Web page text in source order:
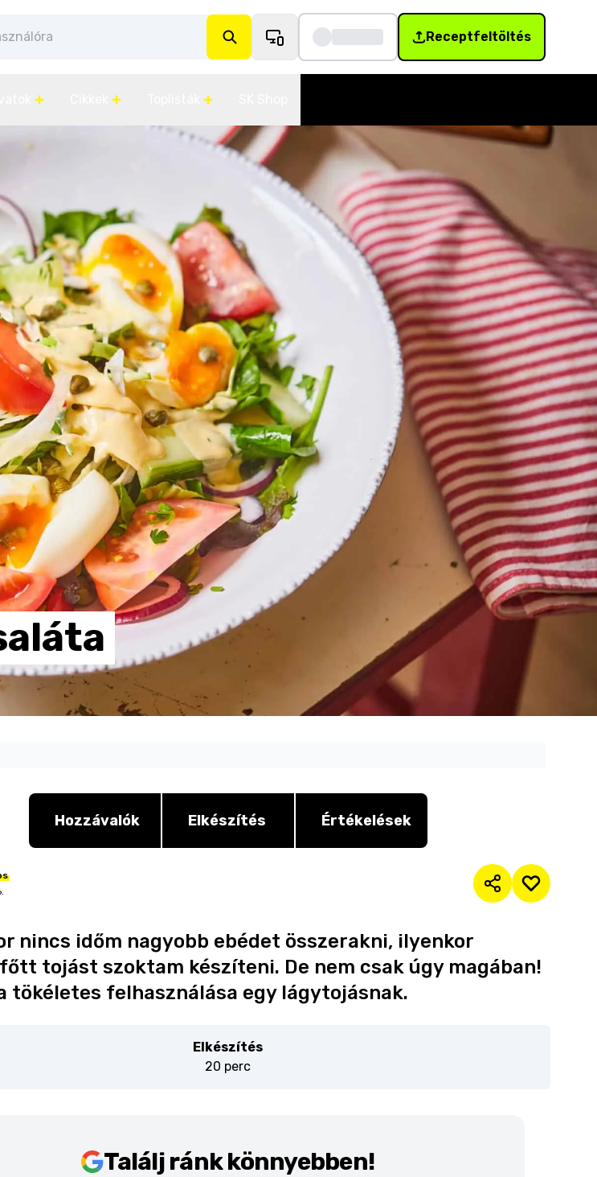
Receptfeltöltés
Hozzávalók Elkészítés Értékelések
nincs időm nagyobb ebédet összerakni, ilyenkor
tojást szoktam készíteni. De nem csak úgy magában!
tökéletes felhasználása egy lágytojásnak.
Elkészítés
20 perc
Találj ránk könnyebben!